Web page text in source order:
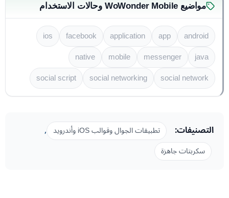
مواضيع WoWonder Mobile وحالات الاستخدام
android
app
application
facebook
ios
java
messenger
mobile
native
social network
social networking
social script
التصنيفات: تطبيقات الجوال وقوالب iOS وأندرويد ,
سكربتات جاهزة